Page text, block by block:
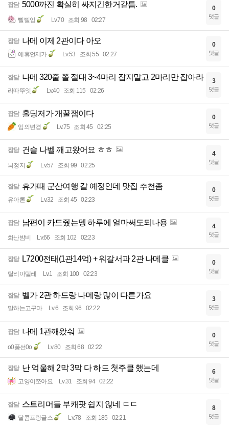
잡담 5000까진 확실히 싸지긴한거같틈.
삘삘잉 Lv.70 조회 98 02:27
0
댓글
잡담 나메 이제 2관이다 아오
에휴언제가 Lv.53 조회 55 02:27
0
댓글
잡담 나메 320줄 쫄 절대 3~4마리 잡지말고 2마리만 잡아라
라따뚜잇 Lv.40 조회 115 02:26
3
댓글
잡담 홀딩저가 개꿀잼이다
임의변경 Lv.75 조회 45 02:25
0
댓글
잡담 건슬 나벨 깨고왔어요 ㅎㅎ
뇌정지 Lv.57 조회 99 02:25
4
댓글
잡담 휴가때 군산여행 갈 예정인데 맛집 추천좀
유아론 Lv.32 조회 45 02:23
0
댓글
잡담 남편이 카드줬는뎅 하루에 얼마써도되나용
화난밤비 Lv.66 조회 102 02:23
4
댓글
잡담 L7200전태(1관14억) + 워갈서파 2관 나메클
탈리아텔레 Lv.1 조회 100 02:23
0
댓글
잡담 벨가 2관 하드랑 나메랑 많이 다른가요
말하는고구마 Lv.6 조회 96 02:22
3
댓글
잡담 나메 1관깨왔숴
o0풍선0o Lv.80 조회 68 02:22
0
댓글
잡담 난 억울해 2막 3막 다 하드 첫주클 했는데
고양이쪼아요 Lv.31 조회 94 02:22
6
댓글
잡담 스트리머들 부캐팟 쉽지 않네 ㄷㄷ
달콤프링글스 Lv.78 조회 185 02:21
8
댓글